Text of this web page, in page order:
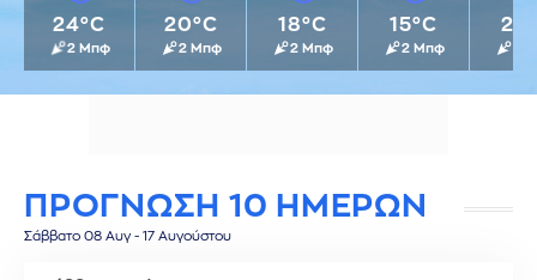
24°C
2 Μπφ
20°C
2 Μπφ
18°C
2 Μπφ
15°C
2 Μπφ
ΠΡΟΓΝΩΣΗ 10 ΗΜΕΡΩΝ
Σάββατο 08 Αυγ - 17 Αυγούστου